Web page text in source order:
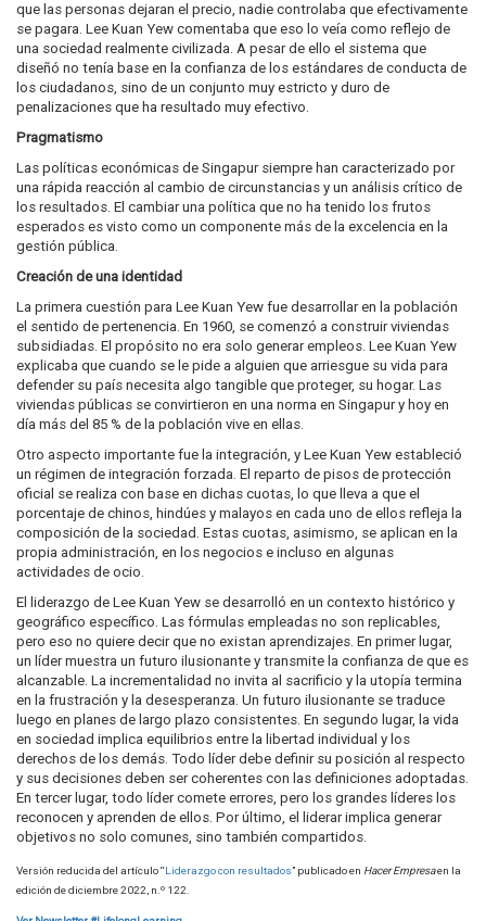
que las personas dejaran el precio, nadie controlaba que efectivamente
se pagara. Lee Kuan Yew comentaba que eso lo veía como reflejo de
una sociedad realmente civilizada. A pesar de ello el sistema que
diseñó no tenía base en la confianza de los estándares de conducta de
los ciudadanos, sino de un conjunto muy estricto y duro de
penalizaciones que ha resultado muy efectivo.
Pragmatismo
Las políticas económicas de Singapur siempre han caracterizado por
una rápida reacción al cambio de circunstancias y un análisis crítico de
los resultados. El cambiar una política que no ha tenido los frutos
esperados es visto como un componente más de la excelencia en la
gestión pública.
Creación de una identidad
La primera cuestión para Lee Kuan Yew fue desarrollar en la población
el sentido de pertenencia. En 1960, se comenzó a construir viviendas
subsidiadas. El propósito no era solo generar empleos. Lee Kuan Yew
explicaba que cuando se le pide a alguien que arriesgue su vida para
defender su país necesita algo tangible que proteger, su hogar. Las
viviendas públicas se convirtieron en una norma en Singapur y hoy en
día más del 85 % de la población vive en ellas.
Otro aspecto importante fue la integración, y Lee Kuan Yew estableció
un régimen de integración forzada. El reparto de pisos de protección
oficial se realiza con base en dichas cuotas, lo que lleva a que el
porcentaje de chinos, hindúes y malayos en cada uno de ellos refleja la
composición de la sociedad. Estas cuotas, asimismo, se aplican en la
propia administración, en los negocios e incluso en algunas
actividades de ocio.
El liderazgo de Lee Kuan Yew se desarrolló en un contexto histórico y
geográfico específico. Las fórmulas empleadas no son replicables,
pero eso no quiere decir que no existan aprendizajes. En primer lugar,
un líder muestra un futuro ilusionante y transmite la confianza de que es
alcanzable. La incrementalidad no invita al sacrificio y la utopía termina
en la frustración y la desesperanza. Un futuro ilusionante se traduce
luego en planes de largo plazo consistentes. En segundo lugar, la vida
en sociedad implica equilibrios entre la libertad individual y los
derechos de los demás. Todo líder debe definir su posición al respecto
y sus decisiones deben ser coherentes con las definiciones adoptadas.
En tercer lugar, todo líder comete errores, pero los grandes líderes los
reconocen y aprenden de ellos. Por último, el liderar implica generar
objetivos no solo comunes, sino también compartidos.
Versión reducida del artículo “Liderazgo con resultados” publicado en Hacer Empresaen la
edición de diciembre 2022, n.o 122.